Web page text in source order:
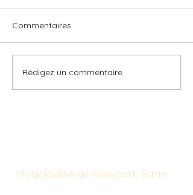
Vacances Estivales
Commentaires
Rédigez un commentaire...
Municipalité de Newport, Estrie